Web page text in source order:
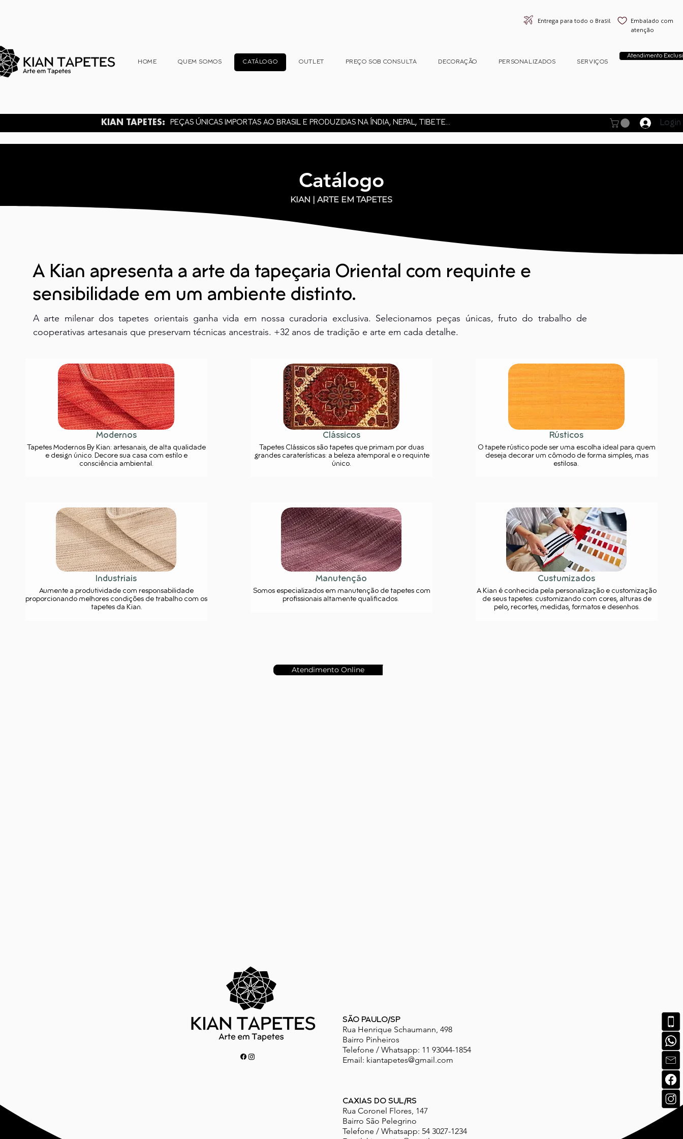
Entrega para todo o Brasil
Embalado com
atenção
HOME QUEM SOMOS CATÁLOGO OUTLET PREÇO SOB CONSULTA DECORAÇÃO PERSONALIZADOS SERVIÇOS
Atendimento
KIAN TAPETES: Login
PEÇAS ÚNICAS IMPORTAS AO BRASIL E PRODUZIDAS NA ÍNDIA, NEPAL, TIBETE...
Catálogo
KIAN | ARTE EM TAPETES
A Kian apresenta a arte da tapeçaria Oriental com requinte e
sensibilidade em um ambiente distinto.
A arte milenar dos tapetes orientais ganha vida em nossa curadoria exclusiva. Selecionamos peças únicas, fruto do trabalho de
cooperativas artesanais que preservam técnicas ancestrais. +32 anos de tradição e arte em cada detalhe.
Modernos
Tapetes Modernos By Kian: artesanais, de alta qualidade
e design único. Decore sua casa com estilo e
consciência ambiental.
Clássicos
Tapetes Clássicos são tapetes que primam por duas
grandes caraterísticas: a beleza atemporal e o requinte
único.
Rústicos
O tapete rústico pode ser uma escolha ideal para quem
deseja decorar um cômodo de forma simples, mas
estilosa.
Industriais
Aumente a produtividade com responsabilidade
proporcionando melhores condições de trabalho com os
tapetes da Kian.
Manutenção
Somos especializados em manutenção de tapetes com
profissionais altamente qualificados.
Custumizados
A Kian é conhecida pela personalização e customização
de seus tapetes: customizando com cores, alturas de
pelo, recortes, medidas, formatos e desenhos.
Atendimento Online
SÃO PAULO/SP
Rua Henrique Schaumann, 498
Bairro Pinheiros
Telefone / Whatsapp: 11 93044-1854
Email: kiantapetes@gmail.com
CAXIAS DO SUL/RS
Rua Coronel Flores, 147
Bairro São Pelegrino
Telefone / Whatsapp: 54 3027-1234